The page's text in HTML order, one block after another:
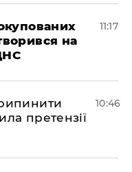
на
11:17
претензії
10:46